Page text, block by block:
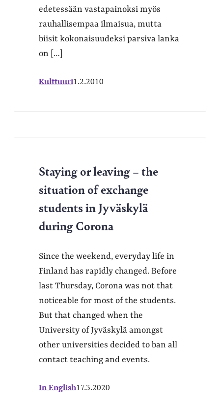
edetessään vastapainoksi myös
rauhallisempaa ilmaisua, mutta
biisit kokonaisuudeksi parsiva lanka
on […]
Kulttuuri1.2.2010
Staying or leaving – the
situation of exchange
students in Jyväskylä
during Corona
Since the weekend, everyday life in
Finland has rapidly changed. Before
last Thursday, Corona was not that
noticeable for most of the students.
But that changed when the
University of Jyväskylä amongst
other universities decided to ban all
contact teaching and events.
In English17.3.2020